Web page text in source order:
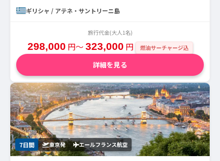
ギリシャ / アテネ・サントリーニ島
旅行代金(大人1名)
298,000 円〜323,000 円 燃油サーチャージ込
詳細を見る
7日間 東京発 エールフランス航空